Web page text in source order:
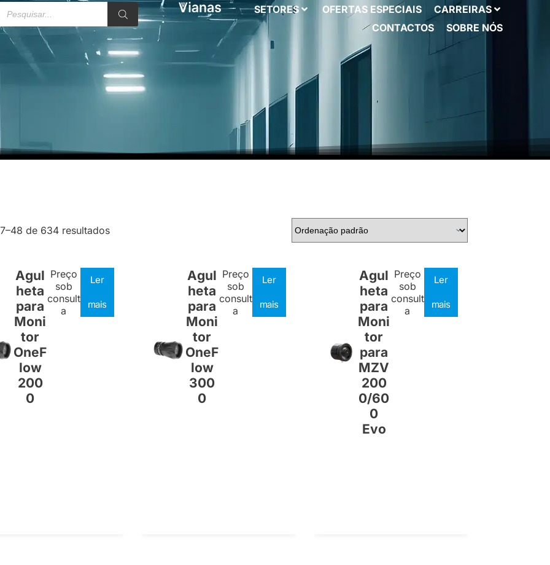
SETORES OFERTAS ESPECIAIS
CARREIRAS
CONTACTOS
SOBRE NÓS
de 634 resultados
Agul
heta
para
Moni
tor
OneF
low
200
0
Preço
sob
consult
a
Ler
mais
Agul
heta
para
Moni
tor
OneF
low
300
0
Preço
sob
consult
a
Ler
mais
Agul
heta
para
Moni
tor
para
MZV
200
0/60
0
Evo
Preço
sob
consult
a
Ler
mais